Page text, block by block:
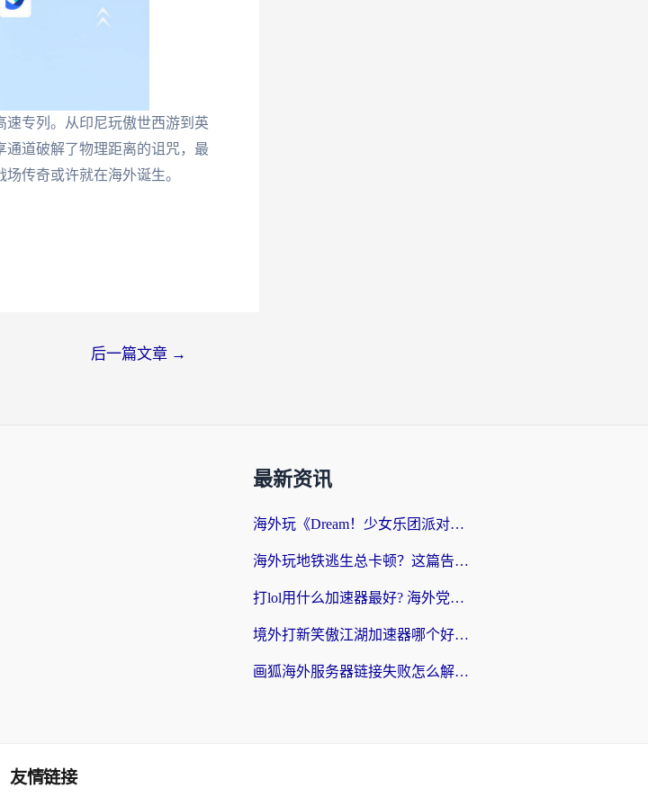
专列。从印尼玩傲世西游到英
通道破解了物理距离的诅咒，最
传奇或许就在海外诞生。
后一篇文章 →
最新资讯
海外玩《Dream！少女乐团派对！》总卡顿？加速器到底能不能用？一篇指南解决你的国服游戏难题
海外玩地铁逃生总卡顿？这篇告诉你玩地铁逃生用什么加速器好,比较好
打lol用什么加速器最好? 海外党亲测3年的国服游戏加速终极攻略
境外打新笑傲江湖加速器哪个好？海外玩家国服畅玩全攻略（附实测推荐）
画狐海外服务器链接失败怎么解决？海外玩家国服游戏加速器终极指南
友情链接